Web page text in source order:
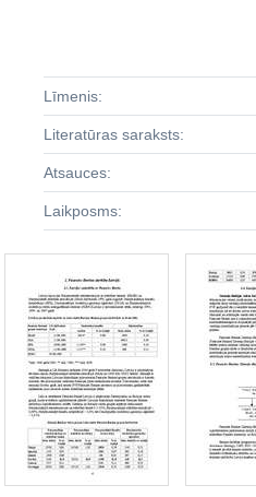
Līmenis:
Literatūras saraksts:
Atsauces:
Laikposms: